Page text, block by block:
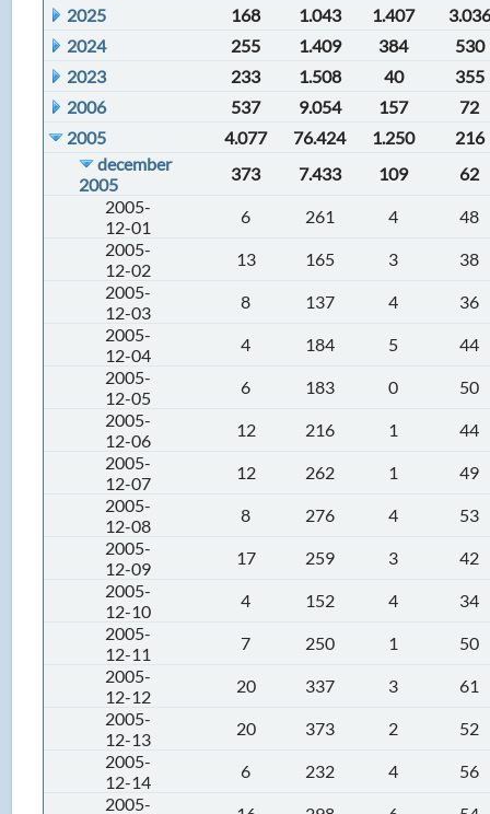
2025
168 1.043 1.407
3.036
2024
255 1.409 384
530
2023
233 1.508 40
355
2006
537 9.054 157
72
2005
4.077 76.424 1.250
216
december
2005
373 7.433 109
62
2005-
12-01
6 261 4
48
2005-
12-02
13 165 3
38
2005-
12-03
8 137 4
36
2005-
12-04
4 184 5
44
2005-
12-05
6 183 0
50
2005-
12-06
12 216 1
44
2005-
12-07
12 262 1
49
2005-
12-08
8 276 4
53
2005-
12-09
17 259 3
42
2005-
12-10
4 152 4
34
2005-
12-11
7 250 1
50
2005-
12-12
20 337 3
61
2005-
12-13
20 373 2
52
2005-
12-14
6 232 4
56
2005-